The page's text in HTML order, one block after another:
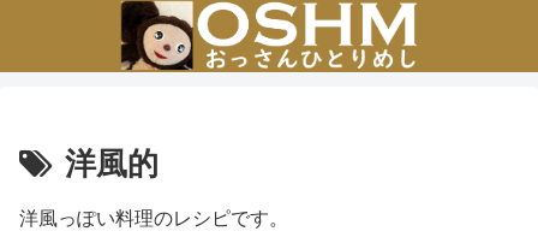
洋風的
洋風っぽい料理のレシピです。